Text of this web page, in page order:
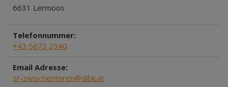
6631 Lermoos
Telefonnummer:
+43 5673 2540
Email Adresse:
sr-zwischentoren@dibk.at